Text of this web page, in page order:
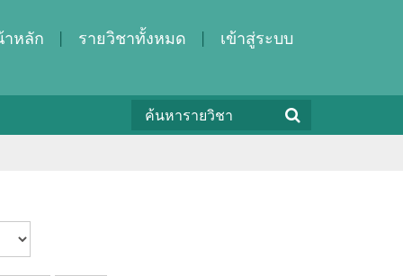
าหลัก รายวิชาทั้งหมด เข้าสู่ระบบ